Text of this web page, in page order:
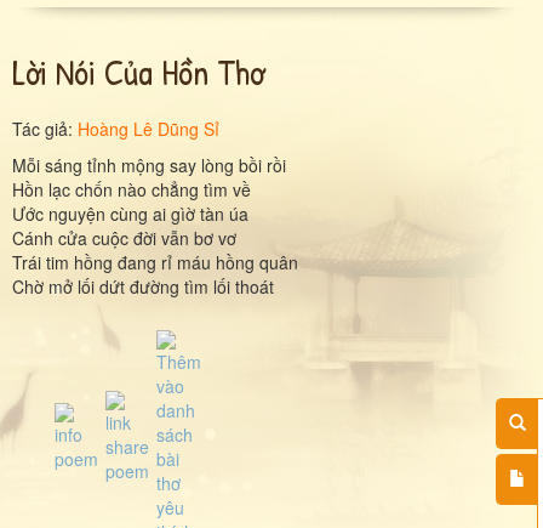
Lời Nói Của Hồn Thơ
Tác giả: Hoàng Lê Dũng Sỉ
Mỗi sáng tỉnh mộng say lòng bồi rồi
Hồn lạc chốn nào chẳng tìm về
Ước nguyện cùng ai gìờ tàn úa
Cánh cửa cuộc đời vẫn bơ vơ
Trái tim hồng đang rỉ máu hồng quân
Chờ mở lối dứt đường tìm lối thoát